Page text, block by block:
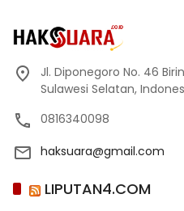
Jl. Diponegoro No. 46
Sulawesi Selatan,
0816340098
haksuara@gmail.com
LIPUTAN4.COM